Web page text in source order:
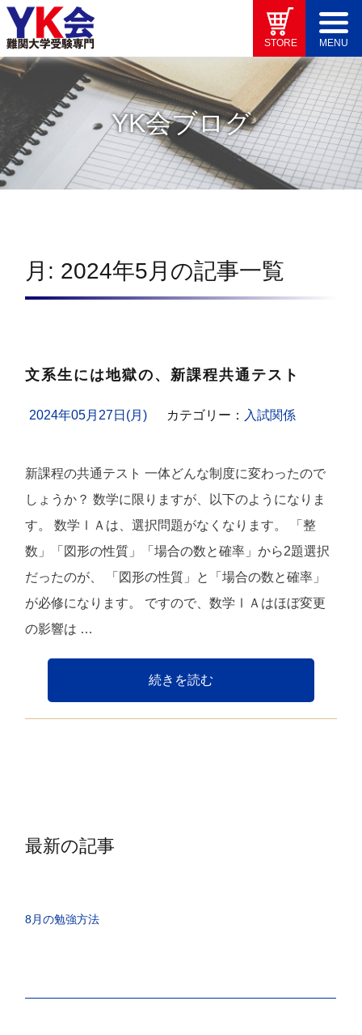
MENU
STORE
YK会ブログ
月: 2024年5月 の記事一覧
文系生には地獄の、新課程共通テスト
2024年05月27日(月) カテゴリー： 入試関係
新課程の共通テスト 一体どんな制度に変わったので
しょうか？ 数学に限りますが、以下のようになりま
す。 数学ⅠＡは、選択問題がなくなります。 「整
数」「図形の性質」「場合の数と確率」から2題選択
だったのが、 「図形の性質」と「場合の数と確率」
が必修になります。 ですので、数学ⅠＡはほぼ変更
の影響は …
続きを読む
最新の記事
8月の勉強方法